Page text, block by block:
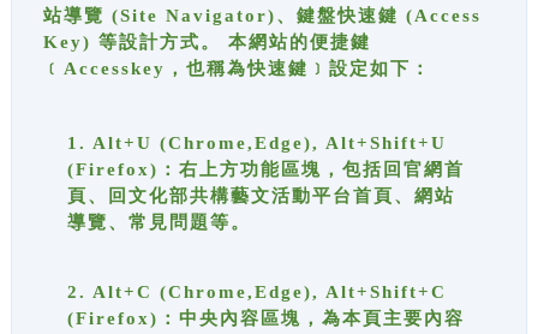
站導覽 (Site Navigator)、鍵盤快速鍵 (Access
Key) 等設計方式。 本網站的便捷鍵
﹝Accesskey，也稱為快速鍵﹞設定如下：
1. Alt+U (Chrome,Edge), Alt+Shift+U
(Firefox)：右上方功能區塊，包括回官網首
頁、回文化部共構藝文活動平台首頁、網站
導覽、常見問題等。
2. Alt+C (Chrome,Edge), Alt+Shift+C
(Firefox)：中央內容區塊，為本頁主要內容